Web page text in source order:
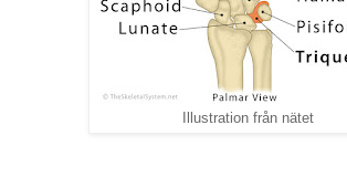
Illustration från nätet